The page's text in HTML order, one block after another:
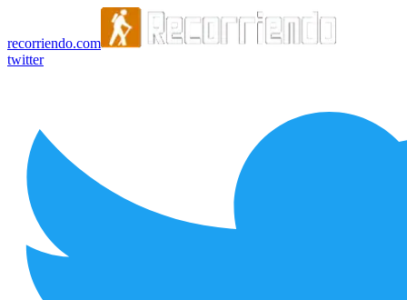
recorriendo.com
twitter